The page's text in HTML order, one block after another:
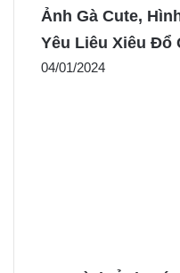
Ảnh Gà Cute,
Yêu Liêu Xiêu Đổ
04/01/2024